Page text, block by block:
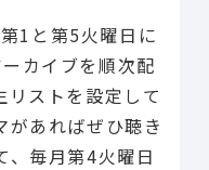
1と第5火曜日に
カイブを順次配
リストを設定して
があればぜひ聴き
、毎月第4火曜日